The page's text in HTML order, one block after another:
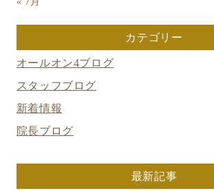
カテゴリー
オールオン4ブログ
スタッフブログ
新着情報
院長ブログ
最新記事